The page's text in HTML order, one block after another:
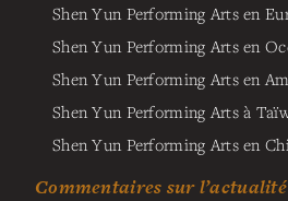
Shen Yun Performing Arts en
Shen Yun Performing Arts en
Shen Yun Performing Arts en
Shen Yun Performing Arts à
Shen Yun Performing Arts en
Commentaires sur l’actualité